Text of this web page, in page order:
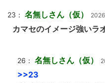
23： 名無しさん（仮）
カマセのイメージ強いラ
26： 名無しさん（仮）
>>23